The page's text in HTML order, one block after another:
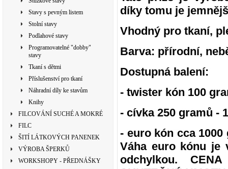
Stavy s pevným listem
Stolní stavy
Podlahové stavy
Programovatelné "dobby"
stavy
Tkaní s dětmi
Příslušenství pro tkaní
Náhradní díly ke stavům
Knihy
FILCOVÁNÍ SUCHÉ A MOKRÉ
FILC
ŠITÍ LÁTKOVÝCH PANENEK
VÝROBA ŠPERKŮ
WORKSHOPY - PŘEDNÁŠKY
díky tomu je
Vhodný pro tkaní,
Barva: přírodní,
Dostupná balení:
- twister kón 100
- cívka 250 gramů -
- euro kón cca 1000
Váha euro kónu je
odchylkou.